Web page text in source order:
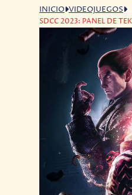
INICIO VIDEOJUEGOS
SDCC 2023: PANEL DE